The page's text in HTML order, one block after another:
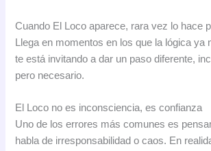
Cuando El Loco aparece, rara vez lo hace
Llega en momentos en los que la lógica ya
te está invitando a dar un paso diferente,
pero necesario.
El Loco no es inconsciencia, es confianza
Uno de los errores más comunes es
habla de irresponsabilidad o caos. En